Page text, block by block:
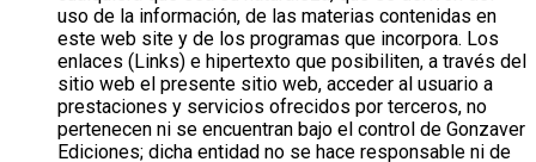
uso de la información, de las materias contenidas en
este web site y de los programas que incorpora. Los
enlaces (Links) e hipertexto que posibiliten, a través del
sitio web el presente sitio web, acceder al usuario a
prestaciones y servicios ofrecidos por terceros, no
pertenecen ni se encuentran bajo el control de Gonzaver
Ediciones; dicha entidad no se hace responsable ni de